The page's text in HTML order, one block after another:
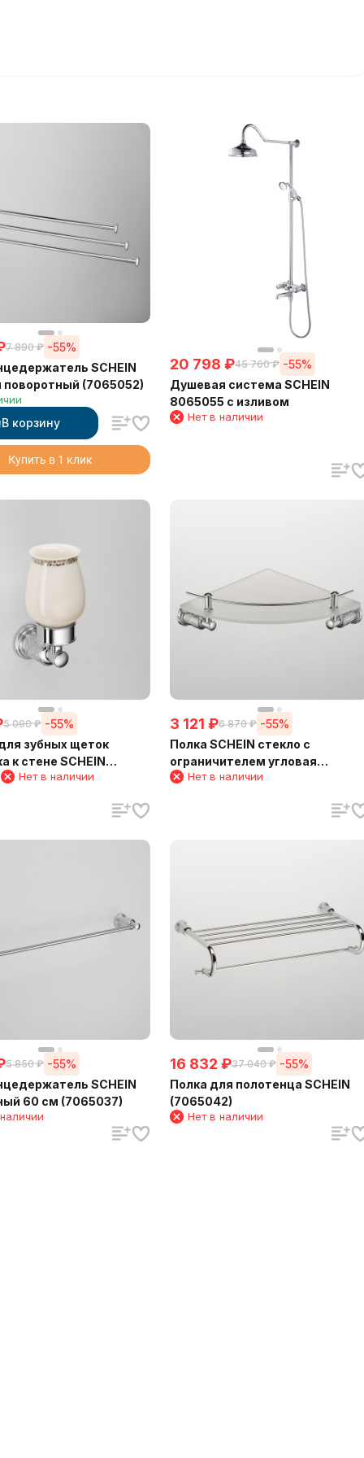
7 890 ₽ -55%
SCHEIN
поворотный (7065052)
В корзину
Купить в 1 клик
20 798 ₽45 760 ₽ -55%
Душевая система SCHEIN
8065055 с изливом
Нет в наличии
5 090 ₽ -55%
зубных щеток
к стене SCHEIN
Нет в наличии
3 121 ₽6 870 ₽ -55%
Полка SCHEIN стекло с
ограничителем угловая
(7065048)
Нет в наличии
5 850 ₽ -55%
SCHEIN
60 см (7065037)
16 832 ₽37 040 ₽ -55%
Полка для полотенца SCHEIN
(7065042)
Нет в наличии